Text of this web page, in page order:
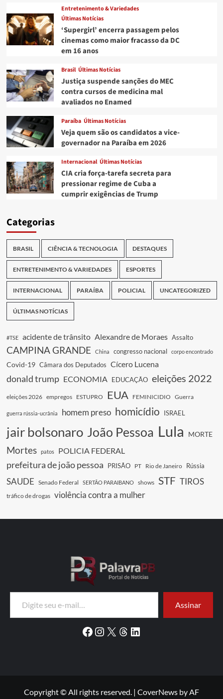
Entretenimento & Variedades
Últimas Notícias
‘Supergirl’ encerra passagem pelos
cinemas como maior fracasso da DC
em 16 anos
Brasil Últimas Notícias
Justiça suspende sanções do MEC
contra cursos de medicina mal
avaliados no Enamed
Paraíba Últimas Notícias
Veja quem são os candidatos a vice-
governador na Paraíba em 2026
Internacional Últimas Notícias
CIA cria força-tarefa secreta para
pressionar regime de Cuba a
cumprir exigências de Trump
Categorias
BRASIL CIÊNCIA & TECNOLOGIA DESTAQUES
ENTRETENIMENTO & VARIEDADES ESPORTES
INTERNACIONAL PARAÍBA POLICIAL UNCATEGORIZED
ÚLTIMAS NOTÍCIAS
#TSE acidente de trânsito Alexandre de Moraes Assalto
CAMPINA GRANDE China congresso nacional corpo encontrado
Covid-19 Câmara dos Deputados Cícero Lucena
donald trump ECONOMIA EDUCAÇÃO eleições 2022
eleições 2026 empregos ESTUPRO EUA FEMINICIDIO Guerra
guerra rússia-ucrânia homem preso homicídio ISRAEL
jair bolsonaro João Pessoa Lula MORTE
Mortes patos POLICIA FEDERAL
prefeitura de joão pessoa PRISÃO PT Rio de Janeiro Rússia
SAUDE Senado Federal SERTÃO PARAIBANO shows STF TIROS
tráfico de drogas violência contra a mulher
Digite seu e-mail…
Assinar
Facebook
Instagram
X Threads
LinkedIn
Copyright © All rights reserved. | CoverNews by AF